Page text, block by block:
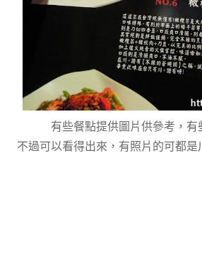
有些餐點提供圖片供參考，有
不過可以看得出來，有照片的可都